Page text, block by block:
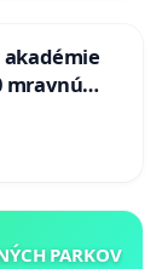
mravnú
PARKOV